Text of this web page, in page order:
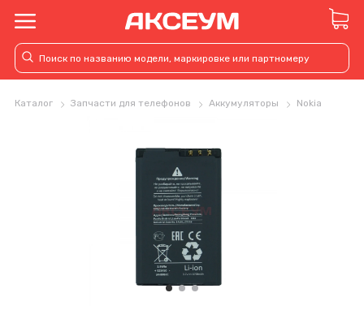
Каталог Запчасти для телефонов Аккумуляторы Nokia